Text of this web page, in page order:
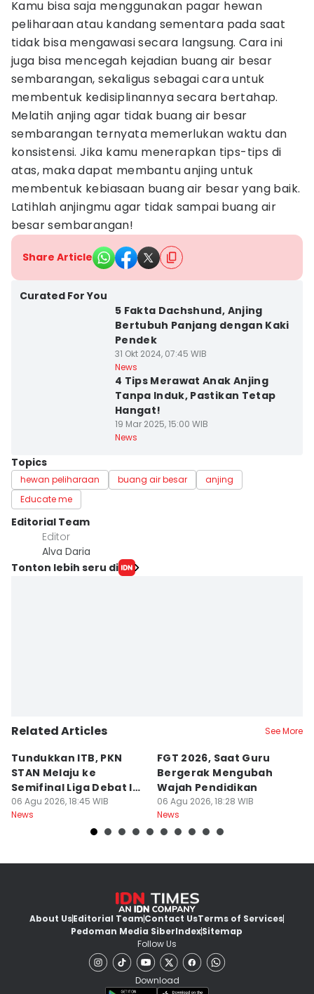
Kamu bisa saja menggunakan pagar hewan
peliharaan atau kandang sementara pada saat
tidak bisa mengawasi secara langsung. Cara ini
juga bisa mencegah kejadian buang air besar
sembarangan, sekaligus sebagai cara untuk
membentuk kedisiplinannya secara bertahap.
Melatih anjing agar tidak buang air besar
sembarangan ternyata memerlukan waktu dan
konsistensi. Jika kamu menerapkan tips-tips di
atas, maka dapat membantu anjing untuk
membentuk kebiasaan buang air besar yang baik.
Latihlah anjingmu agar tidak sampai buang air
besar sembarangan!
Share Article
Curated For You
5 Fakta Dachshund, Anjing
Bertubuh Panjang dengan Kaki
Pendek
31 Okt 2024, 07:45 WIB
News
4 Tips Merawat Anak Anjing
Tanpa Induk, Pastikan Tetap
Hangat!
19 Mar 2025, 15:00 WIB
News
Topics
hewan peliharaan buang air besar
anjing
Educate me
Editorial Team
Editor
Alva Daria
Tonton lebih seru di
Related Articles See More
Tundukkan ITB, PKN
STAN Melaju ke
Semifinal Liga Debat IDN
Times 2026
06 Agu 2026, 18:45 WIB
News
FGT 2026, Saat Guru
Bergerak Mengubah
Wajah Pendidikan
06 Agu 2026, 18:28 WIB
News
About UsEditorial TeamContact UsTerms of Services
Pedoman Media SiberIndexSitemap
Follow Us
Download